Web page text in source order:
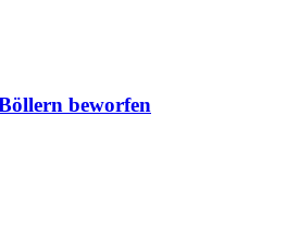
beworfen